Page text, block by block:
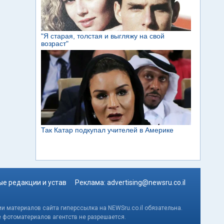
редакции и устав Реклама: advertising@newsru.co.il
сайта гиперссылка на NEWSru.co.il обязательна.
агентств не разрешается.